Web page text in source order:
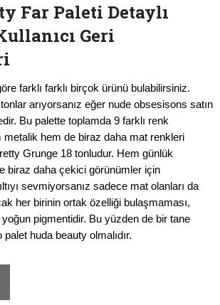
Far Paleti Detaylı
Geri
farklı farklı birçok ürünü bulabilirsiniz.
arıyorsanız eğer nude obsesisons satın
Bu palette toplamda 9 farklı renk
metalik hem de biraz daha mat renkleri
Grunge 18 tonludur. Hem günlük
biraz daha çekici görünümler için
sevmiyorsanız sadece mat olanları da
her birinin ortak özelliği bulaşmaması,
pigmentidir. Bu yüzden de bir tane
huda beauty olmalıdır.